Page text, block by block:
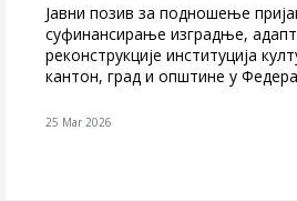
Јавни позив за подношење
суфинансирање изградње,
реконструкције институција
кантон, град и општине у
25 Mar 2026